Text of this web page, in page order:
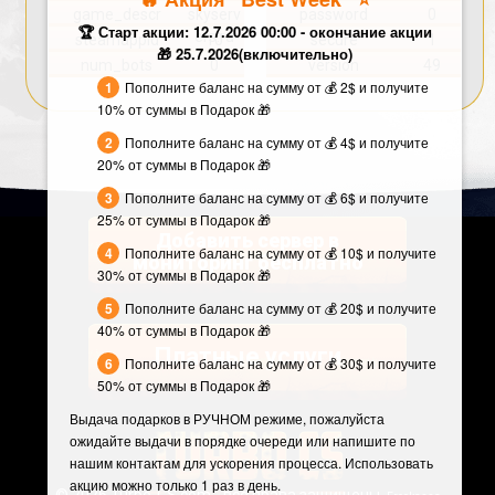
skyserv
ers.ru
steamappid
10
0
secure
1
version
мониторинг бесплатно
Платные услуги
🏆 Старт акции: 12.7.2026 00:00 - окончание акции
🎁 25.7.2026(включительно)
Пополните баланс на сумму от 💰 2$ и получите
10% от суммы в Подарок 🎁
Пополните баланс на сумму от 💰 4$ и получите
20% от суммы в Подарок 🎁
Пополните баланс на сумму от 💰 6$ и получите
25% от суммы в Подарок 🎁
Пополните баланс на сумму от 💰 10$ и получите
30% от суммы в Подарок 🎁
Пополните баланс на сумму от 💰 20$ и получите
40% от суммы в Подарок 🎁
Пополните баланс на сумму от 💰 30$ и получите
50% от суммы в Подарок 🎁
Выдача подарков в РУЧНОМ режиме, пожалуйста
ожидайте выдачи в порядке очереди или напишите по
нашим контактам для ускорения процесса. Использовать
акцию можно только 1 раз в день.